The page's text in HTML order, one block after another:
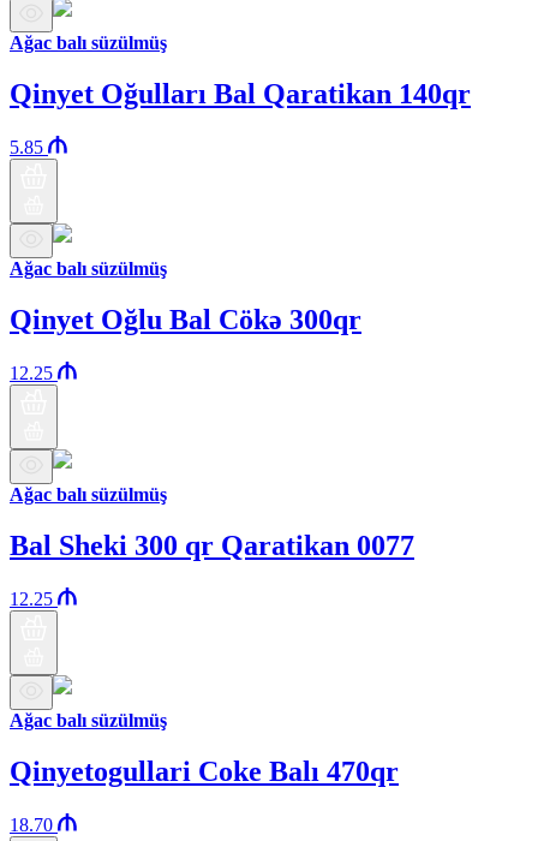
Ağac balı süzülmüş
Qinyet Oğulları Bal Qaratikan 140qr
5.85
Ağac balı süzülmüş
Qinyet Oğlu Bal Cökə 300qr
12.25
Ağac balı süzülmüş
Bal Sheki 300 qr Qaratikan 0077
12.25
Ağac balı süzülmüş
Qinyetogullari Coke Balı 470qr
18.70